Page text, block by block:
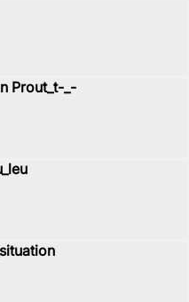
Prout_t-_-